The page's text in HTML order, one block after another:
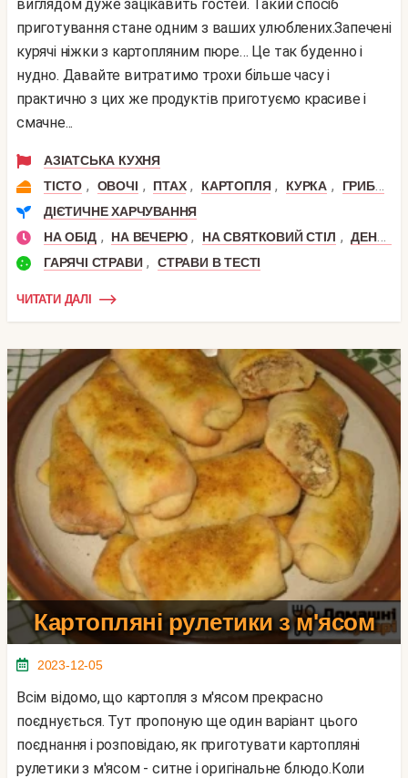
виглядом дуже зацікавить гостей. Такий спосіб
приготування стане одним з ваших улюблених.Запечені
курячі ніжки з картопляним пюре… Це так буденно і
нудно. Давайте витратимо трохи більше часу і
практично з цих же продуктів приготуємо красиве і
смачне...
АЗІАТСЬКА КУХНЯ
ТІСТО , ОВОЧІ , ПТАХ , КАРТОПЛЯ , КУРКА , ГРИБИ
ДІЄТИЧНЕ ХАРЧУВАННЯ
НА ОБІД , НА ВЕЧЕРЮ , НА СВЯТКОВИЙ СТІЛ , ДЕНЬ НАРОДЖЕННЯ
ГАРЯЧІ СТРАВИ , СТРАВИ В ТЕСТІ
ЧИТАТИ ДАЛІ
Картопляні рулетики з м'ясом
2023-12-05
Всім відомо, що картопля з м'ясом прекрасно
поєднується. Тут пропоную ще один варіант цього
поєднання і розповідаю, як приготувати картопляні
рулетики з м'ясом - ситне і оригінальне блюдо.Коли